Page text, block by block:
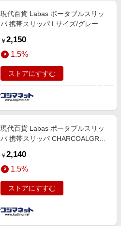
現代百貨 Labas ポータブルスリッ
パ 携帯スリッパ Lサイズ/グレー
￥ 2,150
1.5%
ストアにすすむ
現代百貨 Labas ポータブルスリッ
パ 携帯スリッパ CHARCOALGRAY
￥ 2,140
1.5%
ストアにすすむ